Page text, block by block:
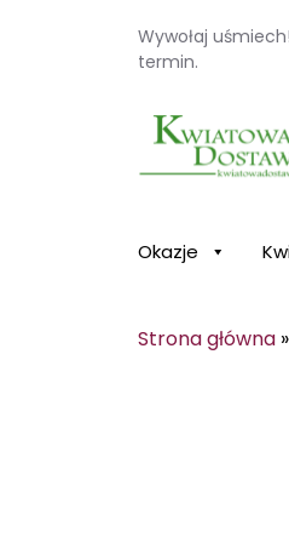
Wywołaj
termin.
Kwiaciarnia
Okazje
Strona główna »